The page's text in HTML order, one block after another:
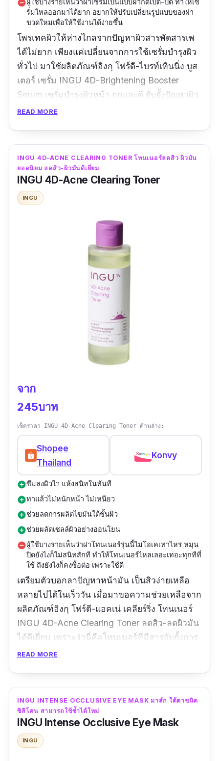
remove_circleผู้ใช้บางรายเห็นว่าฝาเซรั่มเป็นแบบฝากดเปิด-ปิด ทำให้เซ
รั่มไหลออกมาได้ยาก อยากให้ปรับเปลี่ยนรูปแบบของฝา
ขวดใหม่เพื่อให้ใช้งานได้ง่ายขึ้น
โพรเทคผิวให้ห่างไกลจากปัญหาผิวสารพัดสารเพ
ได้ไม่ยาก เพียงแค่เปลี่ยนจากการใช้เซรั่มบำรุงผิว
ทั่วไป มาใช้ผลิตภัณฑ์อิงกุ โฟร์ดี-ไบรท์เทินนิ่ง บูส
เตอร์ เซรั่ม INGU 4D-Brightening Booster
Serum เซรั่มบํารุงผิวหน้า ถูกและดี ยับยั้งปัญหาผิว
ได้ถึง 4 กลไกด้วยกัน ได้แก่ ยับยั้งการอักเสบของ
ยับยั้งการส่งเม็ดสีขึ้นมายังผิวหนังชั้นบน, ยับยั้งไม่
ให้เม็ดสีกลายไปเป็นรอยดำบนใบหน้า
ข้อมูลเฉพาะ
ชอบกลิ่นมากๆ ได้ฟีลเหมือนสปา
ด้วยน้ำมันจมูกข้าวญี่ปุ่น ตื่นเช้ามาผิวดูอิ่มน้ํา
READ MORE
INGU 4D-ACNE CLEARING TONER โทนเนอร์ลดสิว ผิวมัน
ยอดนิยม ลดสิว-ผิวมันดีเยี่ยม
INGU 4D-Acne Clearing Toner
INGU
จาก
245บาท
เช็คราคา INGU 4D-Acne Clearing Toner ด้านล่าง:
Shopee
Thailand
Konvy
add_circleซึมลงผิวไว แห้งสนิทในทันที
add_circleทาแล้วไม่หนักหน้า ไม่เหนียว
add_circleช่วยลดการผลิตไขมันใต้ชั้นผิว
add_circleช่วยผลัดเซลล์ผิวอย่างอ่อนโยน
remove_circleผู้ใช้บางรายเห็นว่าฝาโทนเนอร์รุ่นนี้ไม่โอเคเท่าไหร่ หมุน
ปิดยังไงก็ไม่สนิทสักที ทำให้โทนเนอร์ไหลเลอะเทอะทุกทีที่
ใช้ ถึงยังไงก็คงซื้อต่อ เพราะใช้ดี
เตรียมตัวบอกลาปัญหาหน้ามัน เป็นสิวง่ายเหลือ
หลายไปได้ในเร็ววัน เมื่อมาขอความช่วยเหลือจาก
ผลิตภัณฑ์อิงกุ โฟร์ดี-แอคเน่ เคลียร์ริ่ง โทนเนอร์
INGU 4D-Acne Clearing Toner ลดสิว-ลดผิวมัน
ได้ดีเยี่ยม เพราะว่านี่คือโทนเนอร์ที่มีสารยับยั้งการ
เกิดสิวชั้นเลิศ และสารสกัดจากเปลือกมังคุด ซึ่ง
สิว พร้อมกันนี้ก็ยังมี Time-Released AHA เพื่อ
การผลัดเซลล์ผิวที่เหนือกว่า มีความอ่อนโยนยิ่ง
กว่า
ข้อมูลเฉพาะ
READ MORE
INGU INTENSE OCCLUSIVE EYE MASK มาส์ก ใต้ตาชนิด
ซิลิโคน สามารถใช้ซ้ำได้ใหม่
INGU Intense Occlusive Eye Mask
INGU